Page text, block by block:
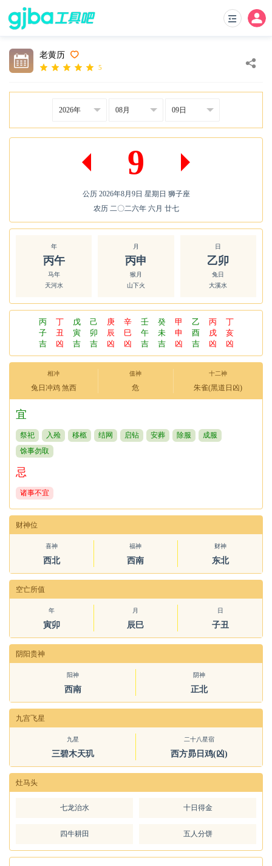
老黄历
5
9
公历 2026年8月9日 星期日 狮子座
农历 二〇二六年 六月 廿七
年
丙午
马年
天河水
月
丙申
猴月
山下火
日
乙卯
兔日
大溪水
丙
子
吉
丁
丑
凶
戊
寅
吉
己
卯
吉
庚
辰
凶
辛
巳
凶
壬
午
吉
癸
未
吉
甲
申
凶
乙
酉
吉
丙
戌
凶
丁
亥
凶
相冲
兔日冲鸡 煞西
值神
危
十二神
朱雀(黑道日凶)
宜
祭祀 入殓 移柩 结网 启钻 安葬 除服
成服
馀事勿取
忌
诸事不宜
财神位
喜神
西北
福神
西南
财神
东北
空亡所值
年
寅卯
月
辰巳
日
子丑
阴阳贵神
阳神
西南
阴神
正北
九宫飞星
九星
三碧木天玑
二十八星宿
西方昴日鸡(凶)
灶马头
七龙治水 十日得金
四牛耕田 五人分饼